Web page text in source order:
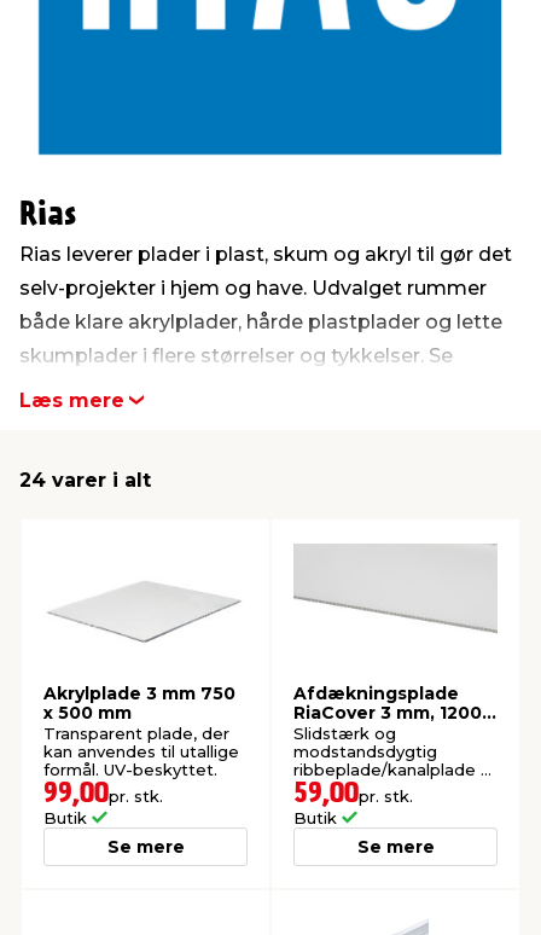
& ukrudt
& standere
& syltning
Rias
Rias leverer plader i plast, skum og akryl til gør det
selv-projekter i hjem og have. Udvalget rummer
både klare akrylplader, hårde plastplader og lette
skumplader i flere størrelser og tykkelser. Se
udvalget fra Rias her.
Læs mere
24 varer i alt
Akrylplade 3 mm 750
x 500 mm
Transparent plade, der
kan anvendes til utallige
formål. UV-beskyttet.
99,00pr. stk.
Butik
Se mere
Afdækningsplade
RiaCover 3 mm, 1200 x
800 mm
Slidstærk og
modstandsdygtig
ribbeplade/kanalplade til
afdækning.
59,00pr. stk.
Butik
Se mere